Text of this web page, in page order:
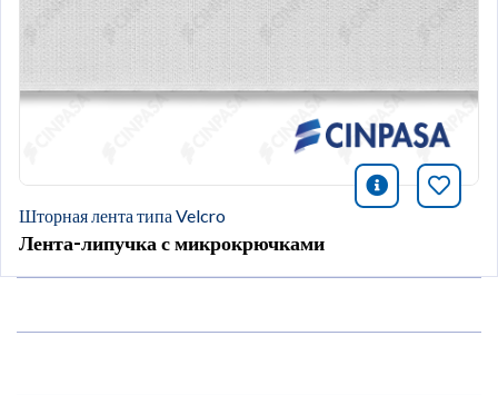
icono
Шторная лента типа Velcro
Лента-липучка с микрокрючками